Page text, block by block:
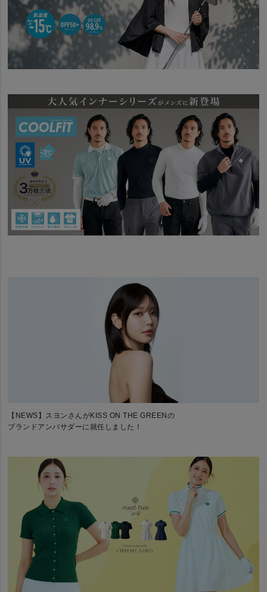
【NEWS】スヨンさんがKISS ON THE GREENの
ブランドアンバサダーに就任しました！